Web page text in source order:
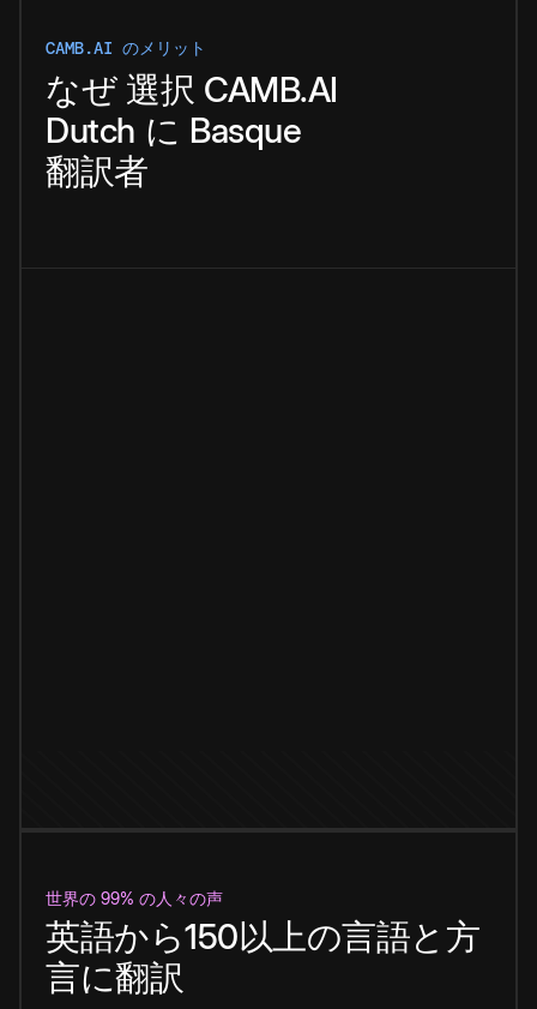
CAMB.AI のメリット
なぜ 選択 CAMB.AI
Dutch に Basque
翻訳者
世界の 99% の人々の声
英語から150以上の言語と方
言に翻訳